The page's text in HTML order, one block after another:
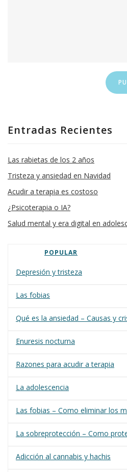
Entradas Recientes
Las rabietas de los 2 años
Tristeza y ansiedad en Navidad
Acudir a terapia es costoso
¿Psicoterapia o IA?
Salud mental y era digital en
POPULAR
Depresión y tristeza
Las fobias
Qué es la ansiedad – Causas y
Enuresis nocturna
Razones para acudir a terapia
La adolescencia
Las fobias – Como eliminar los
La sobreprotección – Como
Adicción al cannabis y hachis